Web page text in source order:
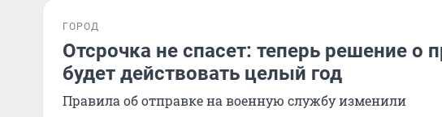
ГОРОД
Отсрочка не спасет: теперь решение о
будет действовать целый год
Правила об отправке на военную службу изменили